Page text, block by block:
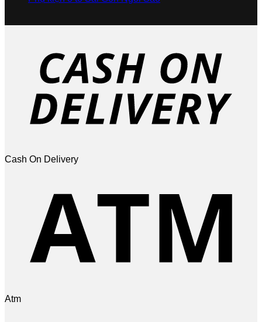
Cash On Delivery
Atm